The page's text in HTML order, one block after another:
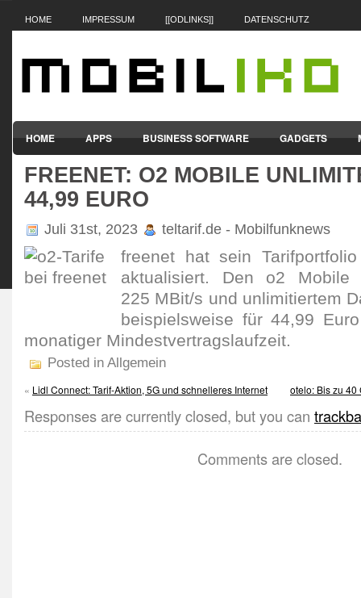
HOME IMPRESSUM [[ODLINKS]] DATENSCHUTZ
HOME APPS BUSINESS SOFTWARE GADGETS
SMARTPHONES & HANDYS TABLET-PCS VERTRÄGE &
FREENET: O2 MOBILE
44,99 EURO
Juli 31st, 2023 teltarif.de - Mobilfunknews
freenet hat sein
aktua­lisiert. Den o2 Mobile
225 MBit/s und unli­mitiertem
beispiels­weise für 44,99
mona­tiger Mindest­ver­trags­lauf­zeit.
Posted in Allgemein
« Lidl Connect: Tarif-Aktion, 5G und schnelleres Internet otelo: Bis zu 40
Responses are currently closed, but you can
Comments are closed.